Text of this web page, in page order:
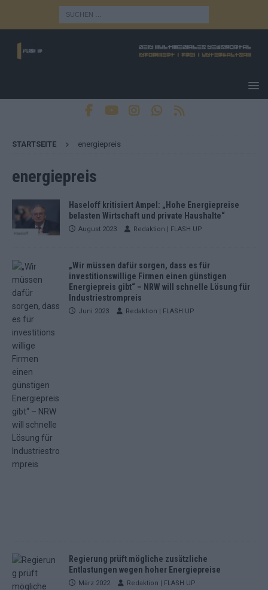
STARTSEITE energiepreis
energiepreis
Haseloff kritisiert Ampel: „Hohe Energiepreise
belasten Wirtschaft und private Haushalte“
August 2023 Redaktion | FLASH UP
„Wir müssen dafür sorgen, dass es für
investitionswillige Firmen einen günstigen
Energiepreis gibt“ – NRW will schnelle Lösung für
Industriestrompreis
Juni 2023 Redaktion | FLASH UP
Regierung prüft mögliche zusätzliche
Entlastungen wegen hoher Energiepreise
März 2022 Redaktion | FLASH UP